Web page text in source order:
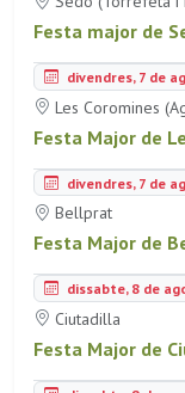
Festa major de
divendres, 7 de
Les Coromines
Festa Major de
divendres, 7 de
Bellprat
Festa Major de
dissabte, 8 de
Ciutadilla
Festa Major de